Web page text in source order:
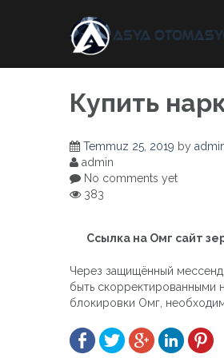
Купить
Temmuz 25, 2019 by
admin
No comments yet
383
Ссылка на Омг сайт
Через защищённый
быть скорректированными
блокировки Омг,